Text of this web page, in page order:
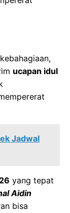
ucapan idul
Jadwal
yang tepat
Aidin
bisa